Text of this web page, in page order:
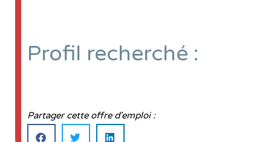
Profil recherché :
Partager cette offre d'emploi :